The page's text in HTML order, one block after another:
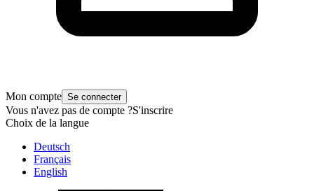
Mon compte Se connecter
Vous n'avez pas de compte ?S'inscrire
Choix de la langue
Deutsch
Français
English